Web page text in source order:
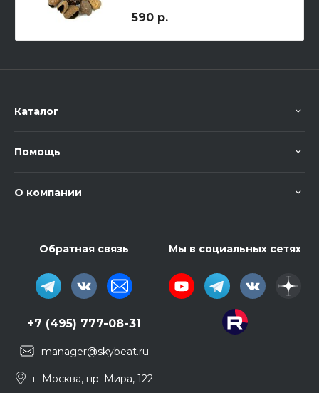
590 р.
Каталог
Помощь
О компании
Обратная связь
+7 (495) 777-08-31
manager@skybeat.ru
г. Москва, пр. Мира, 122
Мы в социальных сетях